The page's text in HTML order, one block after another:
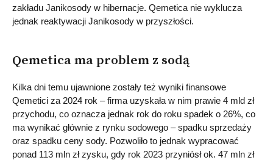
zakładu Janikosody w hibernacje. Qemetica nie wyklucza
jednak reaktywacji Janikosody w przyszłości.
Qemetica ma problem z sodą
Kilka dni temu ujawnione zostały też wyniki finansowe
Qemetici za 2024 rok – firma uzyskała w nim prawie 4 mld zł
przychodu, co oznacza jednak rok do roku spadek o 26%, co
ma wynikać głównie z rynku sodowego – spadku sprzedaży
oraz spadku ceny sody. Pozwoliło to jednak wypracować
ponad 113 mln zł zysku, gdy rok 2023 przyniósł ok. 47 mln zł